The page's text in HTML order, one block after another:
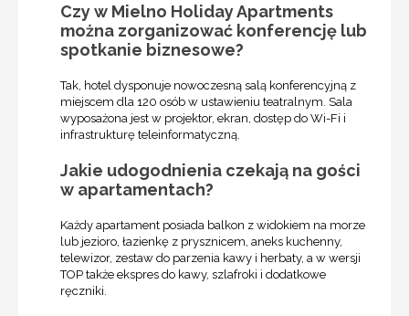
Czy w Mielno Holiday Apartments
można zorganizować konferencję lub
spotkanie biznesowe?
Tak, hotel dysponuje nowoczesną salą konferencyjną z
miejscem dla 120 osób w ustawieniu teatralnym. Sala
wyposażona jest w projektor, ekran, dostęp do Wi-Fi i
infrastrukturę teleinformatyczną.
Jakie udogodnienia czekają na gości
w apartamentach?
Każdy apartament posiada balkon z widokiem na morze
lub jezioro, łazienkę z prysznicem, aneks kuchenny,
telewizor, zestaw do parzenia kawy i herbaty, a w wersji
TOP także ekspres do kawy, szlafroki i dodatkowe
ręczniki.